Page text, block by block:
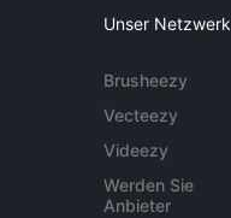
Unser Netzwerk
Brusheezy
Vecteezy
Videezy
Werden Sie
Anbieter